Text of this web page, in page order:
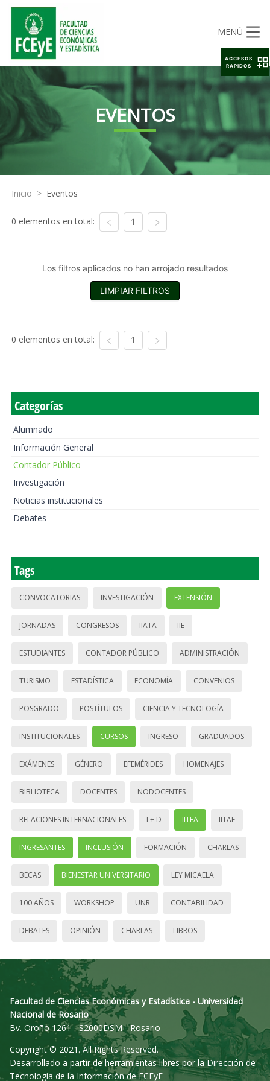
MENÚ
EVENTOS
Inicio > Eventos
0 elementos en total: 1
Los filtros aplicados no han arrojado resultados
LIMPIAR FILTROS
0 elementos en total: 1
Categorías
Alumnado
Información General
Contador Público
Investigación
Noticias institucionales
Debates
Tags
CONVOCATORIAS INVESTIGACIÓN EXTENSIÓN
JORNADAS CONGRESOS IIATA IIE
ESTUDIANTES CONTADOR PÚBLICO ADMINISTRACIÓN
TURISMO ESTADÍSTICA ECONOMÍA CONVENIOS
POSGRADO POSTÍTULOS CIENCIA Y TECNOLOGÍA
INSTITUCIONALES CURSOS INGRESO GRADUADOS
EXÁMENES GÉNERO EFEMÉRIDES HOMENAJES
BIBLIOTECA DOCENTES NODOCENTES
RELACIONES INTERNACIONALES I + D IITEA IITAE
INGRESANTES INCLUSIÓN FORMACIÓN CHARLAS
BECAS BIENESTAR UNIVERSITARIO LEY MICAELA
100 AÑOS WORKSHOP UNR CONTABILIDAD
DEBATES OPINIÓN CHARLAS LIBROS
Facultad de Ciencias Económicas y Estadística - Universidad
Nacional de Rosario
Bv. Oroño 1261 - S2000DSM - Rosario
Copyright © 2021. All Rights Reserved.
Desarrollado a partir de herramientas libres por la Dirección de
Tecnología de la Información de FCEyE
ACCESOS
RAPIDOS